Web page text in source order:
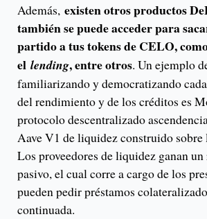
Además, existen otros productos
también se puede acceder para
partido a tus tokens de CELO,
el lending, entre otros. Un ejemplo
familiarizando y democratizando
del rendimiento y de los créditos es
protocolo descentralizado
Aave V1 de liquidez construido sobre
Los proveedores de liquidez ganan
pasivo, el cual corre a cargo de los
pueden pedir préstamos
continuada.